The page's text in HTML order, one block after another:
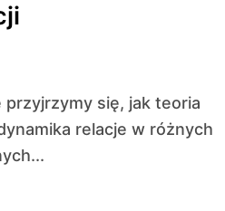
relacje w różnych